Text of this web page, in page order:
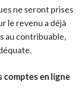
ne seront prises
le revenu a déjà
au contribuable,
comptes en ligne